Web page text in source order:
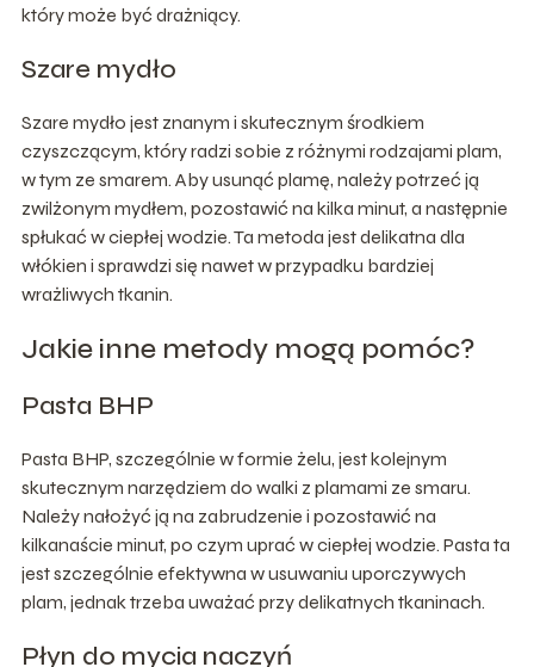
który może być drażniący.
Szare mydło
Szare mydło jest znanym i skutecznym środkiem
czyszczącym, który radzi sobie z różnymi rodzajami plam,
w tym ze smarem. Aby usunąć plamę, należy potrzeć ją
zwilżonym mydłem, pozostawić na kilka minut, a następnie
spłukać w ciepłej wodzie. Ta metoda jest delikatna dla
włókien i sprawdzi się nawet w przypadku bardziej
wrażliwych tkanin.
Jakie inne metody mogą pomóc?
Pasta BHP
Pasta BHP, szczególnie w formie żelu, jest kolejnym
skutecznym narzędziem do walki z plamami ze smaru.
Należy nałożyć ją na zabrudzenie i pozostawić na
kilkanaście minut, po czym uprać w ciepłej wodzie. Pasta ta
jest szczególnie efektywna w usuwaniu uporczywych
plam, jednak trzeba uważać przy delikatnych tkaninach.
Płyn do mycia naczyń